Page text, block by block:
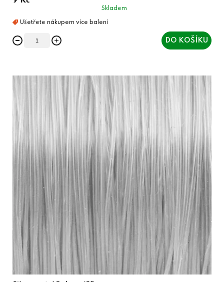
Skladem
DO KOŠÍKU